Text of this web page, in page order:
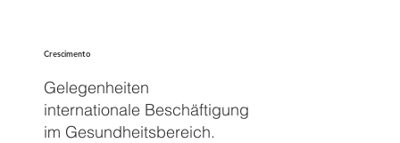
Crescimento
Gelegenheiten
internationale Beschäftigung
im Gesundheitsbereich.